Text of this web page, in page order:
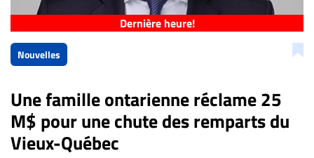
Dernière heure!
Nouvelles
Une famille ontarienne réclame 25
M$ pour une chute des remparts du
Vieux-Québec